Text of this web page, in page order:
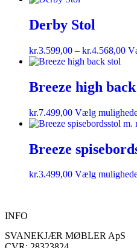
Derby Stol
kr.3.599,00 – kr.4.568,00
Breeze high
kr.7.499,00 Vælg
Breeze
kr.3.499,00 Vælg
INFO
SVANEKJÆR MØBLER ApS